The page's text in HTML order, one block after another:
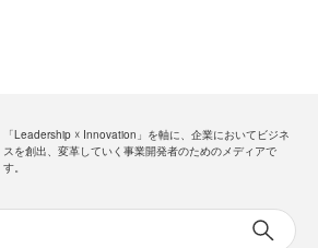
「Leadership ☓ Innovation」を軸に、企業においてビジネ
スを創出、変革していく事業開発者のためのメディアで
す。